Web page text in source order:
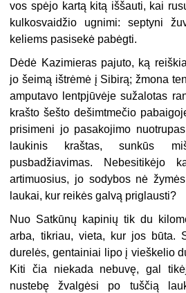
vos spėjo kartą kitą iššauti, kai
kulkosvaidžio ugnimi: septyni
keliems pasisekė pabėgti.
Dėdė Kazimieras pajuto, ką
jo šeimą ištrėmė į Sibirą; žmona
amputavo lentpjūvėje sužalotas
krašto šešto dešimtmečio
prisimeni jo pasakojimo
laukinis kraštas, sunkūs
pusbadžiavimas. Nebesitikėjo
artimuosius, jo sodybos nė
laukai, kur reikės galvą priglausti?
Nuo Satkūnų kapinių tik du
arba, tikriau, vieta, kur jos būta.
durelės, gentainiai lipo į vieškelio
Kiti čia niekada nebuvę, gal
nustebę žvalgėsi po tuščią